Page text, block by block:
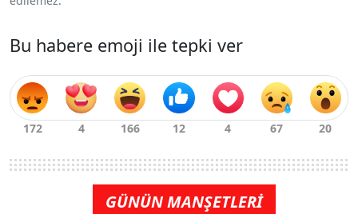
Bu habere emoji ile tepki ver
GÜNÜN MANŞETLERİ